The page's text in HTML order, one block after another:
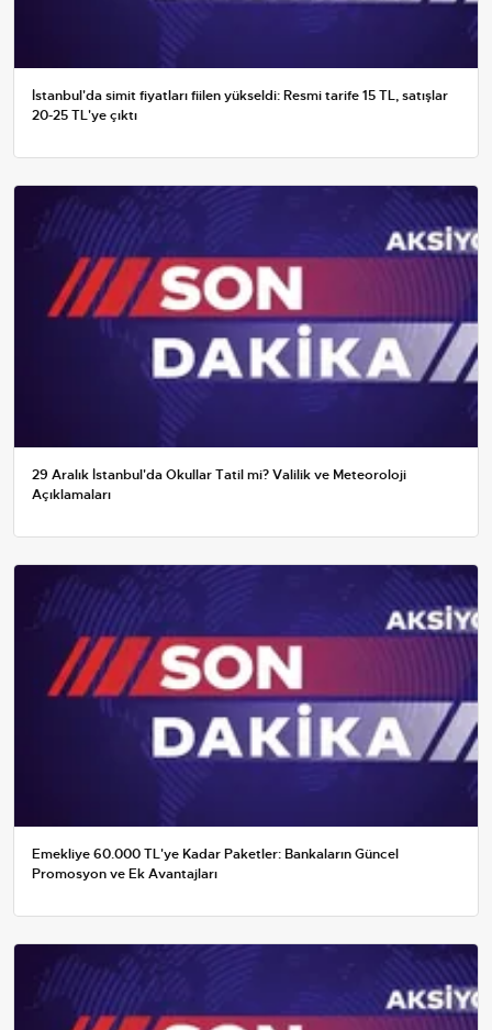
İstanbul'da simit fiyatları fiilen yükseldi: Resmi tarife 15 TL, satışlar
20-25 TL'ye çıktı
29 Aralık İstanbul'da Okullar Tatil mi? Valilik ve Meteoroloji
Açıklamaları
Emekliye 60.000 TL'ye Kadar Paketler: Bankaların Güncel
Promosyon ve Ek Avantajları